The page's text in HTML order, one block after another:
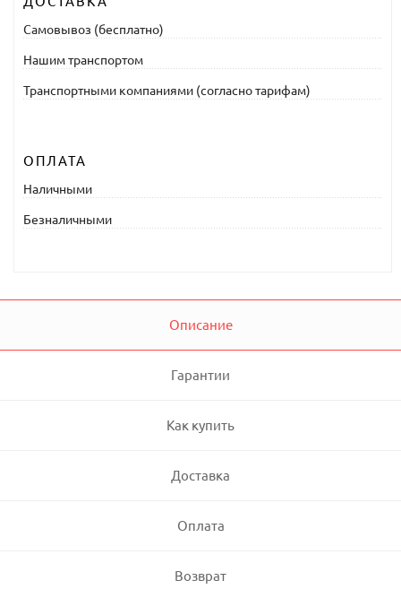
Самовывоз (бесплатно)
Нашим транспортом
Транспортными компаниями (согласно тарифам)
ОПЛАТА
Наличными
Безналичными
Описание
Гарантии
Как купить
Доставка
Оплата
Возврат